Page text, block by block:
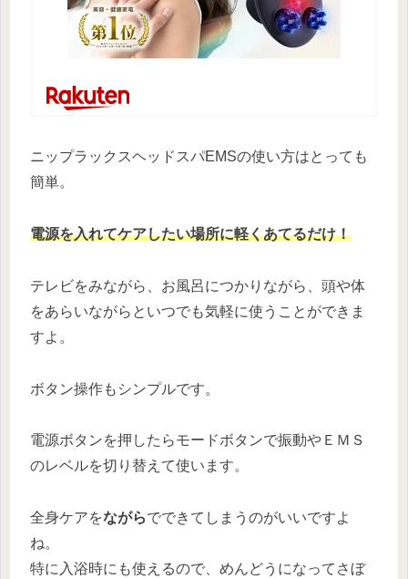
ニップラックスヘッドスパEMSの使い方はとっても
簡単。
電源を入れてケアしたい場所に軽くあてるだけ！
テレビをみながら、お風呂につかりながら、頭や体
をあらいながらといつでも気軽に使うことができま
すよ。
ボタン操作もシンプルです。
電源ボタンを押したらモードボタンで振動やＥＭＳ
のレベルを切り替えて使います。
全身ケアをながらでできてしまうのがいいですよ
ね。
特に入浴時にも使えるので、めんどうになってさぼ